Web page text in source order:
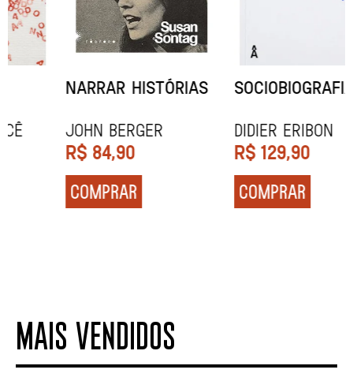
NARRAR HISTÓRIAS
John Berger
84,90
COMPRAR
SOCIOBIOGRAFIA
Didier Eribon
129,90
COMPRAR
MAIS VENDIDOS